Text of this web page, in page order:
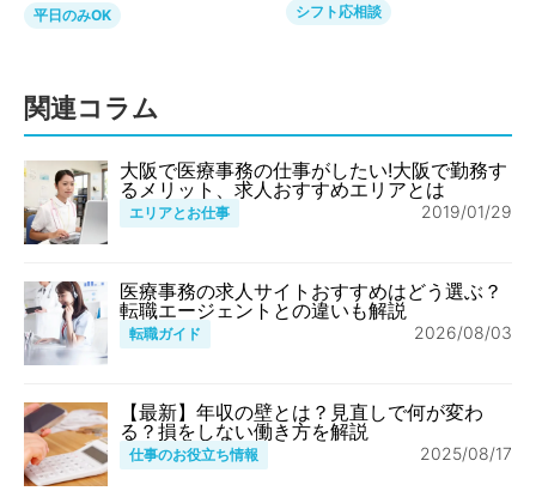
平日のみOK
シフト応相談
関連コラム
大阪で医療事務の仕事がしたい!大阪で勤務す
るメリット、求人おすすめエリアとは
エリアとお仕事 2019/01/29
医療事務の求人サイトおすすめはどう選ぶ？
転職エージェントとの違いも解説
転職ガイド 2026/08/03
【最新】年収の壁とは？見直しで何が変わ
る？損をしない働き方を解説
仕事のお役立ち情報 2025/08/17